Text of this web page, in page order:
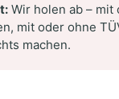
Wir holen ab – mit
mit oder ohne
machen.